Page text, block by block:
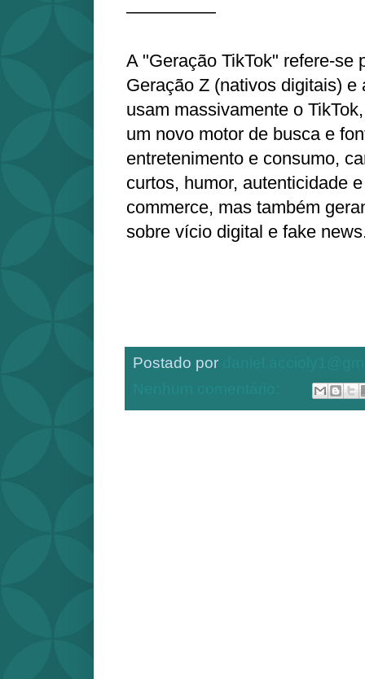
—————
A "Geração TikTok" refere-se
Geração Z (nativos digitais) e
usam massivamente o
um novo motor de busca e
entretenimento e consumo,
curtos, humor, autenticidade
commerce, mas também
sobre vício digital e fake
Postado por